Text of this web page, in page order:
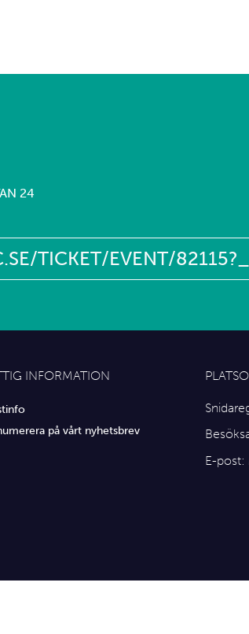
24
TICKET/EVENT/
INFORMATION
på vårt nyhetsbrev
E-post: